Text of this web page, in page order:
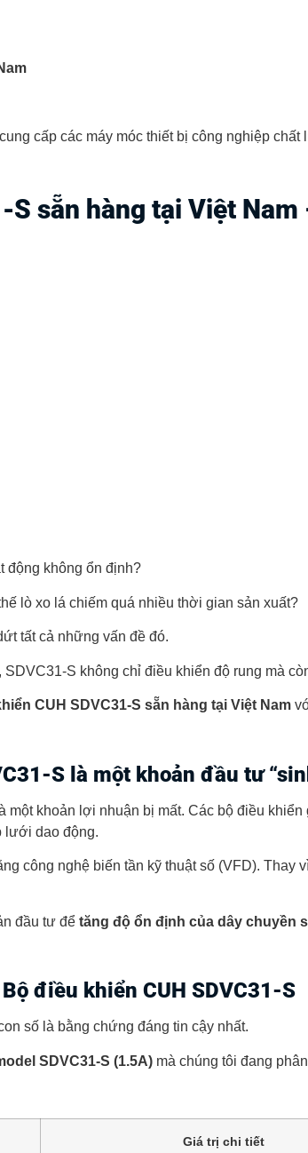
cấp các máy móc thiết bị công nghiệp
S sẵn hàng tại Việt
động không ổn định?
lò xo lá chiếm quá nhiều thời gian sản xuất?
tất cả những vấn đề đó.
S không chỉ điều khiển độ rung mà
CUH SDVC31-S sẵn hàng tại Việt Nam
S là một khoản đầu tư
một khoản lợi nhuận bị mất. Các bộ điều
lưới dao động.
công nghệ biến tần kỹ thuật số (VFD).
đầu tư để tăng độ ổn định của dây chuyền
Bộ điều khiển CUH SDVC31-S
số là bằng chứng đáng tin cậy nhất.
SDVC31-S (1.5A) mà chúng tôi đang
Giá trị chi tiết